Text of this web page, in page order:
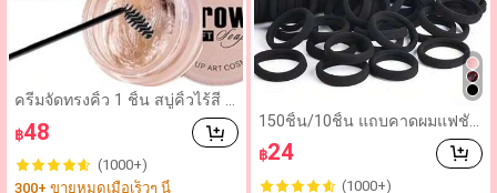
ครีมจัดทรงคิ้ว 1 ชิ้น สบู่คิ้วไร้สี เ
จลจัดทรงธรรมชาติแบบเสริมทรง
แห้งไว แว็กซ์คิ้ว
฿48
(1000+)
300+ ขายหมดเมื่อเร็วๆ นี้
150ชิ้น/10ชิ้น แถบคาดผมแฟชั่น
มินิมอลน่ารักสะดวกสบายหรูหรา
สไตล์สตรีทแคชชวลสีดำ สำหรับ
ผู้หญิง อุปกรณ์เสริมผมสำหรับจัด
฿24
(1000+)